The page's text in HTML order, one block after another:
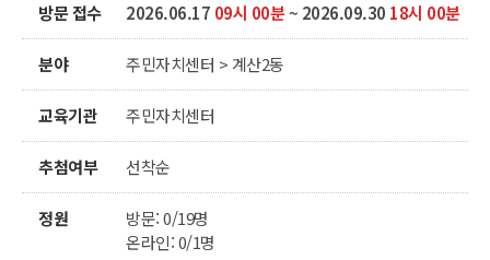
방문 접수 2026.06.17 09시 00분~ 2026.09.30 18시 00분
분야 주민자치센터 > 계산2동
교육기관 주민자치센터
추첨여부 선착순
정원
방문: 0/19명
온라인: 0/1명